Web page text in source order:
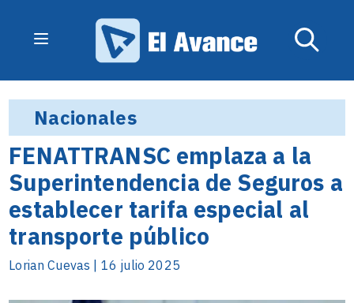
Nacionales
FENATTRANSC emplaza a la
Superintendencia de Seguros a
establecer tarifa especial al
transporte público
Lorian Cuevas | 16 julio 2025